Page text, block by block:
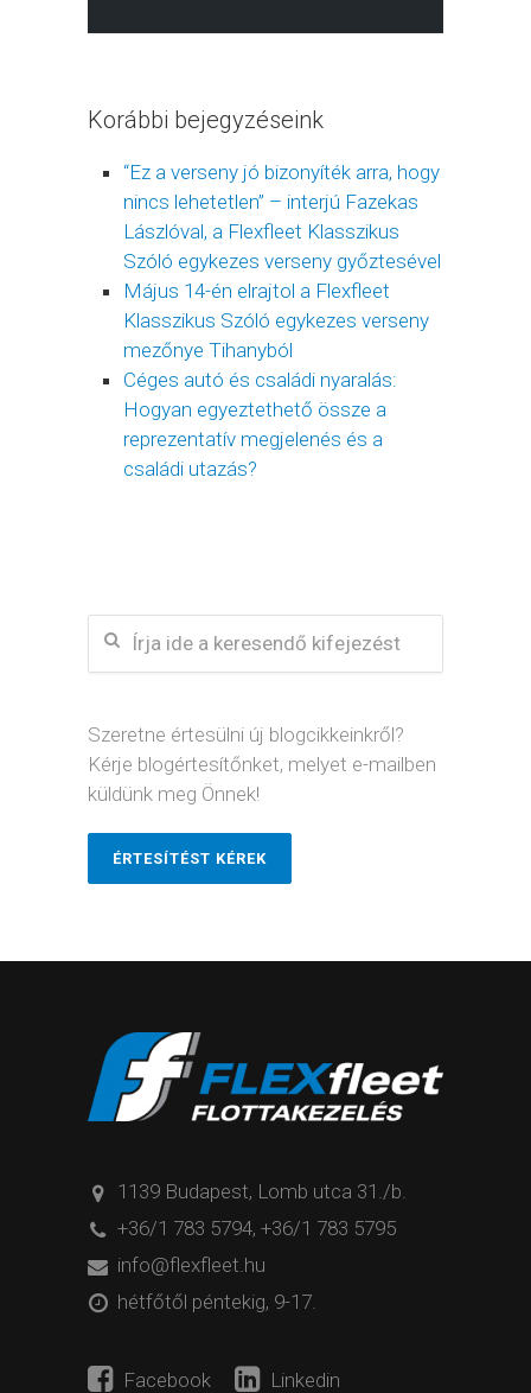
Korábbi bejegyzéseink
“Ez a verseny jó bizonyíték arra, hogy
nincs lehetetlen” – interjú Fazekas
Lászlóval, a Flexfleet Klasszikus
Szóló egykezes verseny győztesével
Május 14-én elrajtol a Flexfleet
Klasszikus Szóló egykezes verseny
mezőnye Tihanyból
Céges autó és családi nyaralás:
Hogyan egyeztethető össze a
reprezentatív megjelenés és a
családi utazás?
Szeretne értesülni új blogcikkeinkről?
Kérje blogértesítőnket, melyet e-mailben
küldünk meg Önnek!
ÉRTESÍTÉST KÉREK
1139 Budapest, Lomb utca 31./b.
+36/1 783 5794, +36/1 783 5795
info@flexfleet.hu
hétfőtől péntekig, 9-17.
Facebook Linkedin